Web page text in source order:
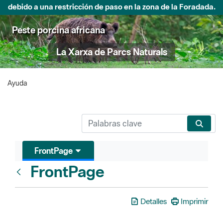
debido a una restricción de paso en la zona de la Foradada.
Peste porcina africana
La Xarxa de Parcs Naturals
Ayuda
FrontPage
FrontPage
Detalles Imprimir